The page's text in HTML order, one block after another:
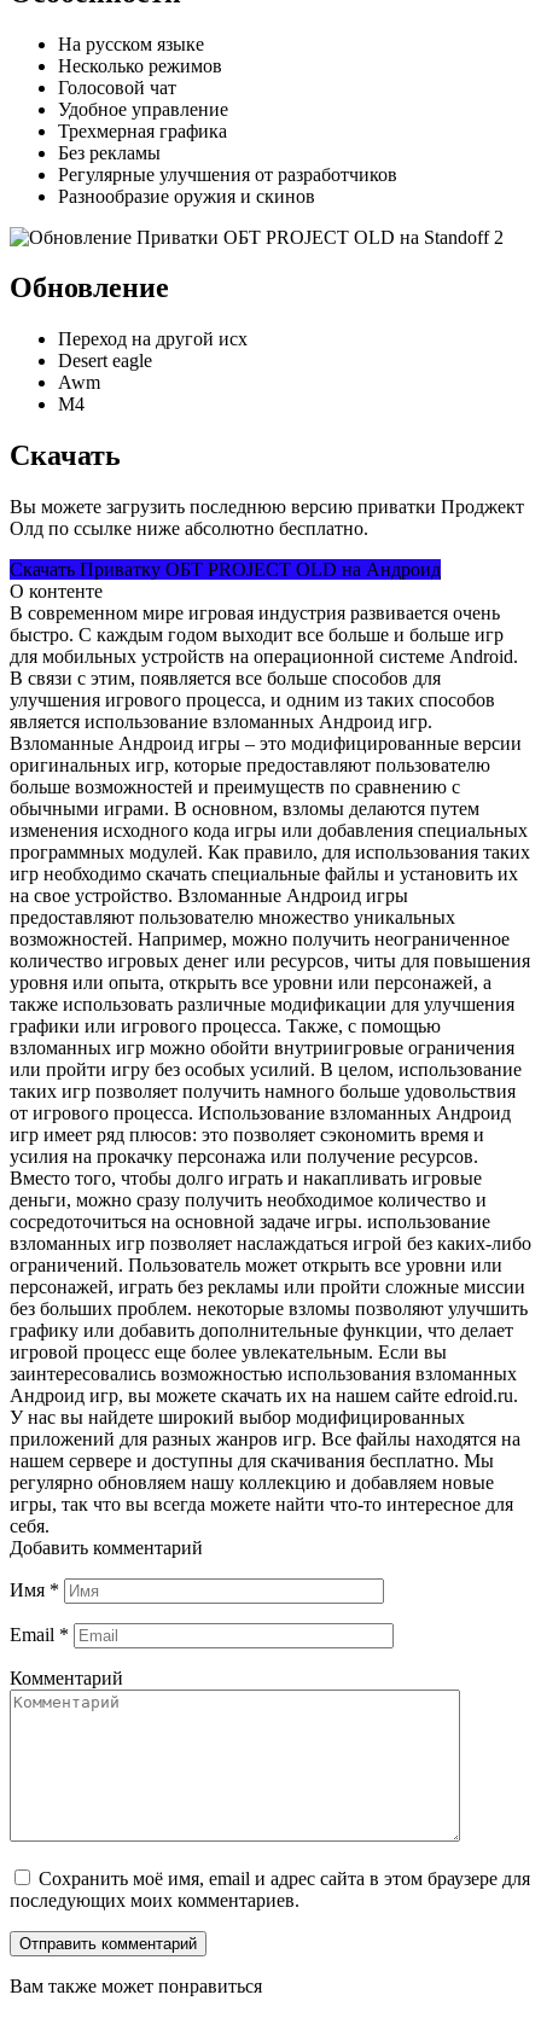
На русском языке
Несколько режимов
Голосовой чат
Удобное управление
Трехмерная графика
Без рекламы
Регулярные улучшения от разработчиков
Разнообразие оружия и скинов
Обновление
Переход на другой исх
Desert eagle
Awm
M4
Скачать
Вы можете загрузить последнюю версию приватки Проджект
Олд по ссылке ниже абсолютно бесплатно.
Скачать Приватку ОБТ PROJECT OLD на Андроид
О контенте
В современном мире игровая индустрия развивается очень
быстро. С каждым годом выходит все больше и больше игр
для мобильных устройств на операционной системе Android.
В связи с этим, появляется все больше способов для
улучшения игрового процесса, и одним из таких способов
является использование взломанных Андроид игр.
Взломанные Андроид игры – это модифицированные версии
оригинальных игр, которые предоставляют пользователю
больше возможностей и преимуществ по сравнению с
обычными играми. В основном, взломы делаются путем
изменения исходного кода игры или добавления специальных
программных модулей. Как правило, для использования таких
игр необходимо скачать специальные файлы и установить их
на свое устройство. Взломанные Андроид игры
предоставляют пользователю множество уникальных
возможностей. Например, можно получить неограниченное
количество игровых денег или ресурсов, читы для повышения
уровня или опыта, открыть все уровни или персонажей, а
также использовать различные модификации для улучшения
графики или игрового процесса. Также, с помощью
взломанных игр можно обойти внутриигровые ограничения
или пройти игру без особых усилий. В целом, использование
таких игр позволяет получить намного больше удовольствия
от игрового процесса. Использование взломанных Андроид
игр имеет ряд плюсов: это позволяет сэкономить время и
усилия на прокачку персонажа или получение ресурсов.
Вместо того, чтобы долго играть и накапливать игровые
деньги, можно сразу получить необходимое количество и
сосредоточиться на основной задаче игры. использование
взломанных игр позволяет наслаждаться игрой без каких-либо
ограничений. Пользователь может открыть все уровни или
персонажей, играть без рекламы или пройти сложные миссии
без больших проблем. некоторые взломы позволяют улучшить
графику или добавить дополнительные функции, что делает
игровой процесс еще более увлекательным. Если вы
заинтересовались возможностью использования взломанных
Андроид игр, вы можете скачать их на нашем сайте edroid.ru.
У нас вы найдете широкий выбор модифицированных
приложений для разных жанров игр. Все файлы находятся на
нашем сервере и доступны для скачивания бесплатно. Мы
регулярно обновляем нашу коллекцию и добавляем новые
игры, так что вы всегда можете найти что-то интересное для
себя.
Добавить комментарий
Имя *
Email *
Комментарий
Сохранить моё имя, email и адрес сайта в этом браузере для
последующих моих комментариев.
Вам также может понравиться